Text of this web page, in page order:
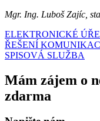
Mgr. Ing. Luboš Zajíc,
ELEKTRONICKÉ
ŘEŠENÍ
SPISOVÁ SLUŽBA
Mám zájem o
zdarma